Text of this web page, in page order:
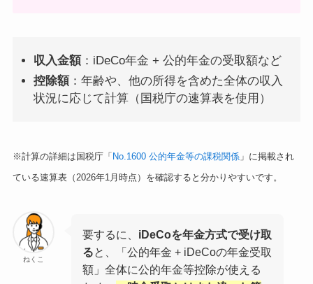
収入金額：iDeCo年金 + 公的年金の受取額など
控除額：年齢や、他の所得を含めた全体の収入
状況に応じて計算（国税庁の速算表を使用）
※計算の詳細は国税庁「 No.1600 公的年金等の課税関係」に掲載され
ている速算表（2026年1月時点）を確認すると分かりやすいです。
ねくこ
要するに、 iDeCoを年金方式で受け取
ると、「公的年金 + iDeCoの年金受取
額」全体に公的年金等控除が使える